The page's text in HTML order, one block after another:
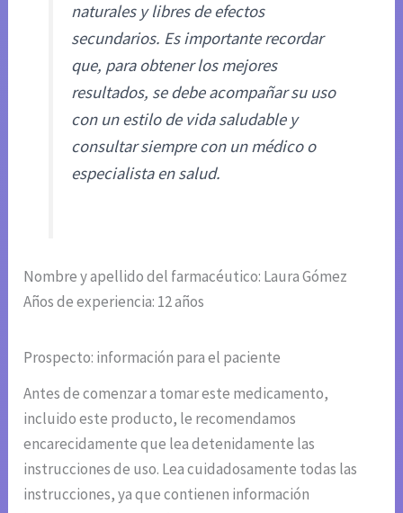
naturales y libres de efectos
secundarios. Es importante recordar
que, para obtener los mejores
resultados, se debe acompañar su uso
con un estilo de vida saludable y
consultar siempre con un médico o
especialista en salud.
Nombre y apellido del farmacéutico: Laura Gómez
Años de experiencia: 12 años
Prospecto: información para el paciente
Antes de comenzar a tomar este medicamento,
incluido este producto, le recomendamos
encarecidamente que lea detenidamente las
instrucciones de uso. Lea cuidadosamente todas las
instrucciones, ya que contienen información